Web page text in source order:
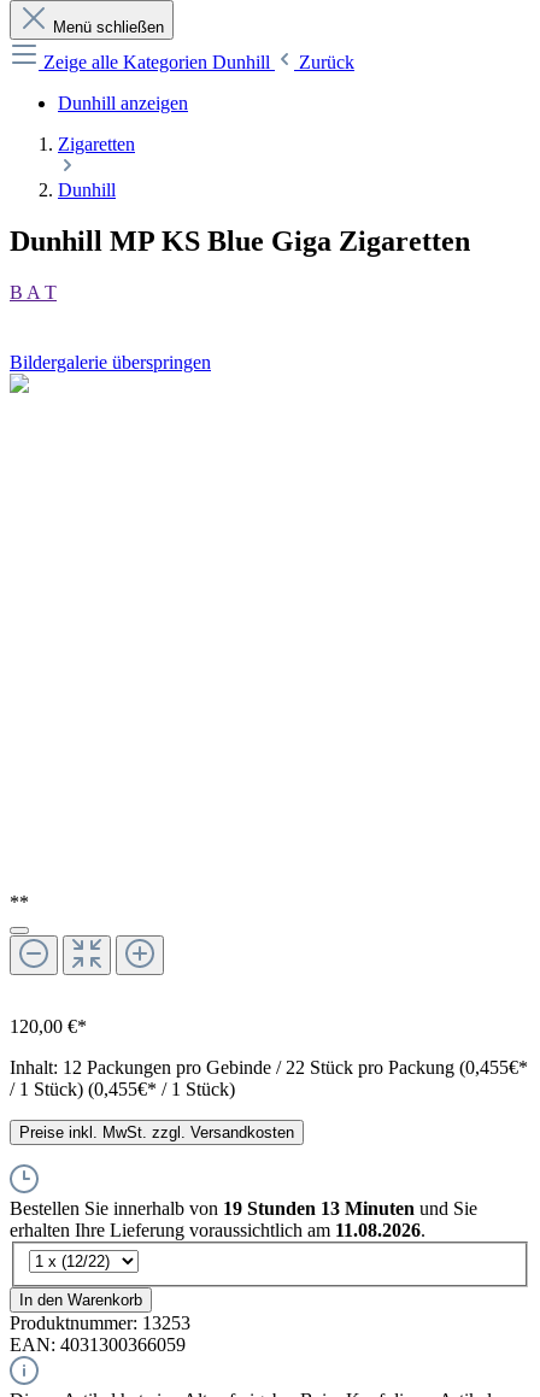
Menü schließen
Zeige alle Kategorien Dunhill
Zurück
Dunhill anzeigen
Zigaretten
Dunhill
Dunhill MP KS Blue Giga Zigaretten
B A T
Bildergalerie überspringen
**
120,00 €*
Inhalt: 12 Packungen pro Gebinde / 22 Stück pro Packung (0,455€*
/ 1 Stück) (0,455€* / 1 Stück)
Preise inkl. MwSt. zzgl. Versandkosten
Bestellen Sie innerhalb von 19 Stunden 13 Minuten und Sie
erhalten Ihre Lieferung voraussichtlich am 11.08.2026.
In den Warenkorb
Produktnummer: 13253
EAN: 4031300366059